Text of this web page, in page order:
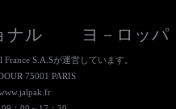
ョナル ヨ－ロッパ
S.A.Sが運営しています。
75001 PARIS